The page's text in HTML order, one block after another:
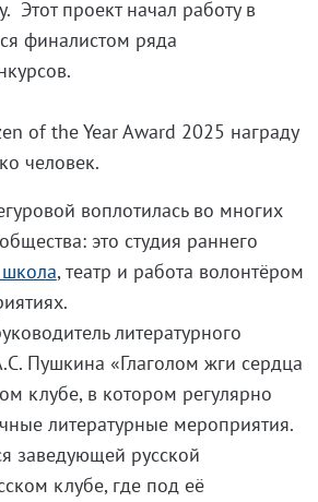
Этот проект начал работу в
финалистом ряда
of the Year Award 2025 награду
человек.
воплотилась во многих
это студия раннего
школа, театр и работа волонтёром
литературного
Пушкина «Глаголом жги сердца
клубе, в котором регулярно
литературные мероприятия.
заведующей русской
клубе, где под её